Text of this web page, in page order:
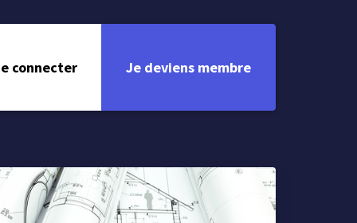
connecter Je deviens membre